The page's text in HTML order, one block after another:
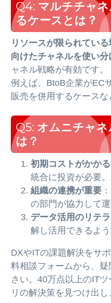
Q4: マルチチャ
るケースとは？
リソースが限られている
向けたチャネルを使い
ャネル戦略が有効です。
例えば、BtoB企業がEC
販売を併用するケースな
Q5: オムニチャネ
は？
初期コストがかかる
統合に投資が必要。
組織の連携が重要
の部門が協力して
データ活用のリテ
解し活用できるよう
DXやITの課題解決をサ
料相談フォームから、
さい。40万点以上のIT
リの解決策を見つけ出し